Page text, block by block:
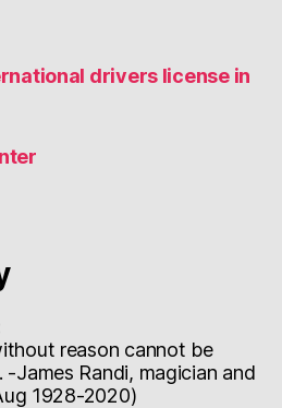
drivers license in
reason cannot be
James Randi, magician and
1928-2020)